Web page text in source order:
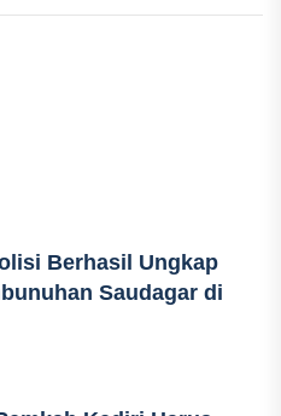
Berhasil Ungkap
Saudagar di